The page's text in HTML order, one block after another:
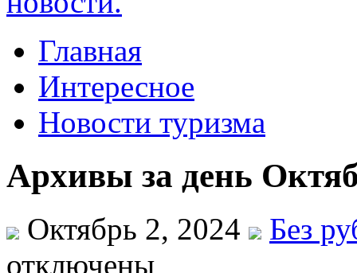
Главная
Интересное
Новости туризма
Архивы за день
Октябрь 2, 2024
Без
отключены